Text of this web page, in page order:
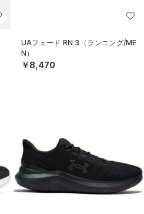
UAフェード RN 3（ランニング/ME
N）
￥8,470